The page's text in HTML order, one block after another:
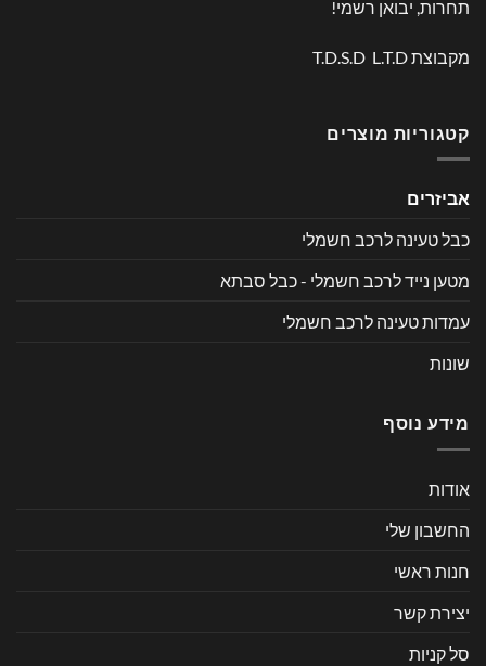
תחרות, יבואן רשמי!
מקבוצת T.D.S.D L.T.D
קטגוריות מוצרים
אביזרים
כבל טעינה לרכב חשמלי
מטען נייד לרכב חשמלי - כבל סבתא
עמדות טעינה לרכב חשמלי
שונות
מידע נוסף
אודות
החשבון שלי
חנות ראשי
יצירת קשר
סל קניות